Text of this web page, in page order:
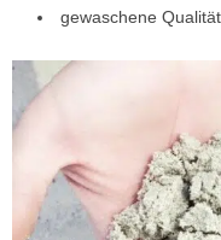
gewaschene Qualität